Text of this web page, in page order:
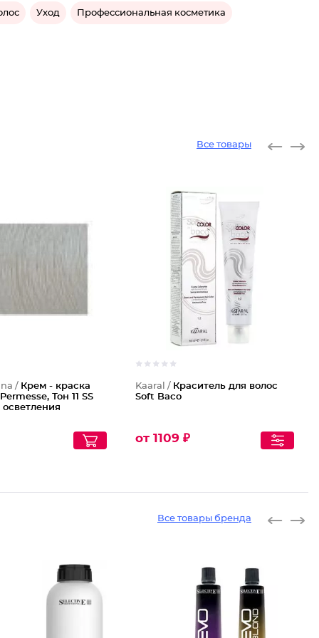
Уход Профессиональная косметика
Все товары
/ Крем - краска
Тон 11 SS
осветления
Kaaral / Краситель для волос
Soft Baco
от 1109 ₽
Все товары бренда